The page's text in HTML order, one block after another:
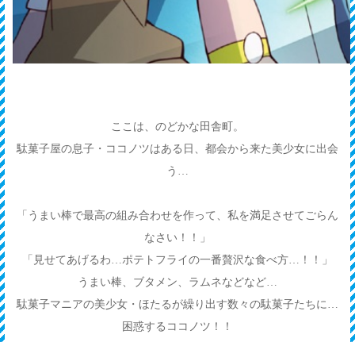
ここは、のどかな田舎町。
駄菓子屋の息子・ココノツはある日、都会から来た美少女に出会
う…
「うまい棒で最高の組み合わせを作って、私を満足させてごらん
なさい！！」
「見せてあげるわ…ポテトフライの一番贅沢な食べ方…！！」
うまい棒、ブタメン、ラムネなどなど…
駄菓子マニアの美少女・ほたるが繰り出す数々の駄菓子たちに…
困惑するココノツ！！